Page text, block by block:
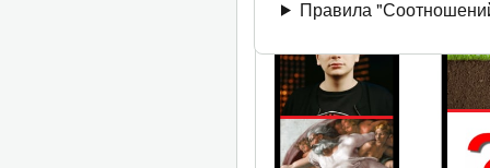
Правила